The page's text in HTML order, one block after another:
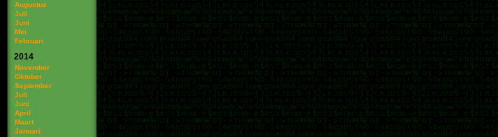
Augustus
Juli
Juni
Mei
Februari
2014
November
Oktober
September
Juli
Juni
April
Maart
Januari